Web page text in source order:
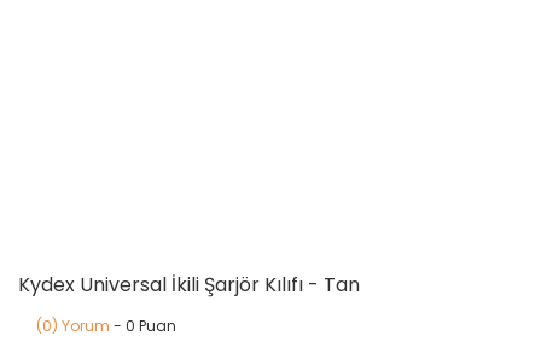
Kydex Universal İkili Şarjör Kılıfı - Tan
(0) Yorum - 0 Puan